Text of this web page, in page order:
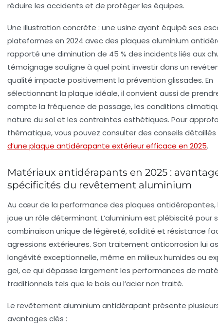
réduire les accidents et de protéger les équipes.
Une illustration concrète : une usine ayant équipé ses
plateformes en 2024 avec des plaques aluminium
rapporté une diminution de 45 % des incidents liés aux
témoignage souligne à quel point investir dans un
qualité impacte positivement la prévention glissades. En
sélectionnant la plaque idéale, il convient aussi de
compte la fréquence de passage, les conditions
nature du sol et les contraintes esthétiques. Pour
thématique, vous pouvez consulter des conseils
d’une plaque antidérapante extérieur efficace en 2025.
Matériaux antidérapants en 2025 :
spécificités du revêtement aluminium
Au cœur de la performance des plaques antidérapantes,
joue un rôle déterminant. L’aluminium est plébiscité pour
combinaison unique de légèreté, solidité et résistance
agressions extérieures. Son traitement anticorrosion lui
longévité exceptionnelle, même en milieux humides ou
gel, ce qui dépasse largement les performances de
traditionnels tels que le bois ou l’acier non traité.
Le revêtement aluminium antidérapant présente
avantages clés :